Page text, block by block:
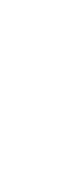
må
til
for
ved å opprette
til pasientene